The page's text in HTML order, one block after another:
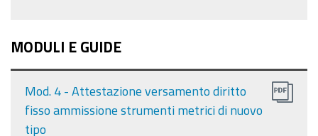
MODULI E GUIDE
Mod. 4 - Attestazione versamento diritto
fisso ammissione strumenti metrici di nuovo
tipo